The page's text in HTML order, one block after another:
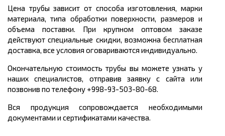
Цена трубы зависит от способа изготовления, марки
материала, типа обработки поверхности, размеров и
объема поставки. При крупном оптовом заказе
действуют специальные скидки, возможна бесплатная
доставка, все условия оговариваются индивидуально.
Окончательную стоимость трубы вы можете узнать у
наших специалистов, отправив заявку с сайта или
позвонив по телефону +998-93-503-80-68.
Вся продукция сопровождается необходимыми
документами и сертификатами качества.